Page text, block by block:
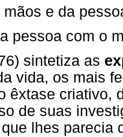
mãos e da
pessoa com o
sintetiza as
vida, os mais
êxtase criativo,
de suas
lhes parecia